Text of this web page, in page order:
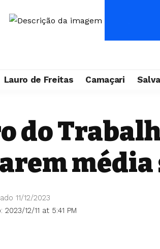
Lauro de Freitas Camaçari
do
12/11 at 5:41 PM
11/12/2023